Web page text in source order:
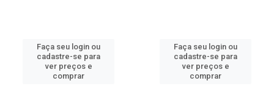
Faça seu login ou
cadastre-se para
ver preços e
comprar
Faça seu login ou
cadastre-se para
ver preços e
comprar